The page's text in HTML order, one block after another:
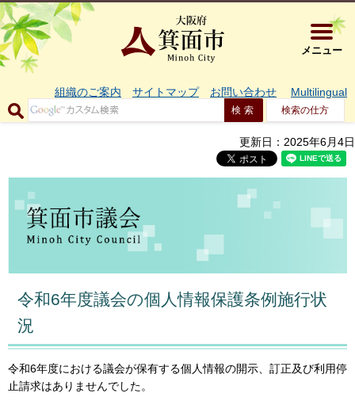
大阪府箕
メニュー
組織のご案内 サイトマップ お問い合わせ Multilingual
検索の仕方
更新日：2025年6月4日
令和6年度議会の個人情報保護条例施行状
況
令和6年度における議会が保有する個人情報の開示、訂正及び利用停
止請求はありませんでした。